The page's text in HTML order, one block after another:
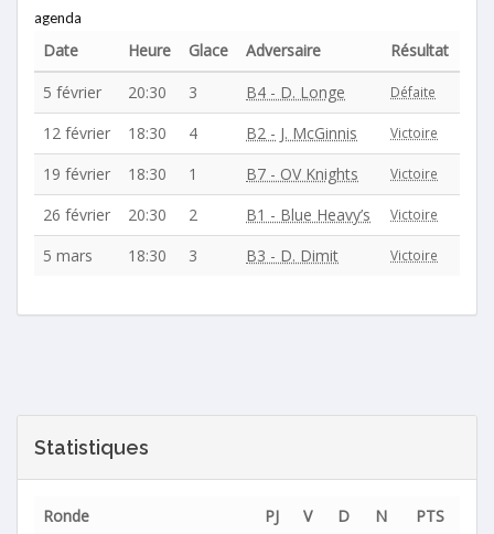
agenda
Date Heure Glace Adversaire
Résultat
5 février
20:30 3 B4 - D. Longe Défaite
12 février 18:30 4 B2 - J. McGinnis Victoire
19 février 18:30 1 B7 - OV Knights Victoire
26 février 20:30 2 B1 - Blue Heavy’s Victoire
5 mars 18:30 3 B3 - D. Dimit Victoire
Statistiques
Ronde PJ V D N
PTS